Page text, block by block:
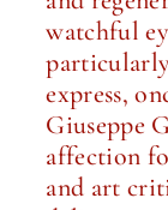
watchful
express,
Giuseppe
affection
and art